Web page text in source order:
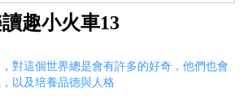
趣小火車13
對這個世界總是會有許多的好奇，他們也會
以及培養品德與人格